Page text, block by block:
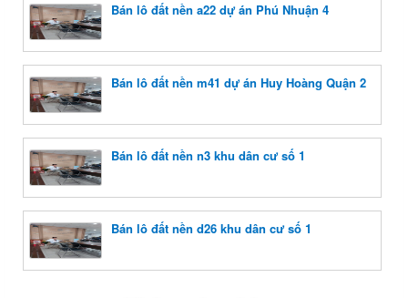
Bán lô đất nền a22 dự án Phú Nhuận 4
Bán lô đất nền m41 dự án Huy Hoàng Quận 2
Bán lô đất nền n3 khu dân cư số 1
Bán lô đất nền d26 khu dân cư số 1